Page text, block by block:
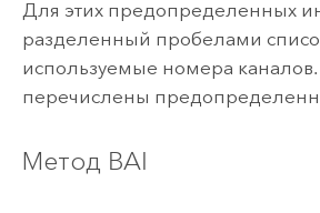
Для этих предопределенных
разделенный пробелами
используемые номера
перечислены
Метод BAI